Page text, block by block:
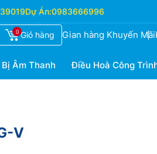
Dự Án:0983666996
0 Giỏ hàng Gian hàng Khuyến Mãi
Âm Thanh Điều Hoà Công
V